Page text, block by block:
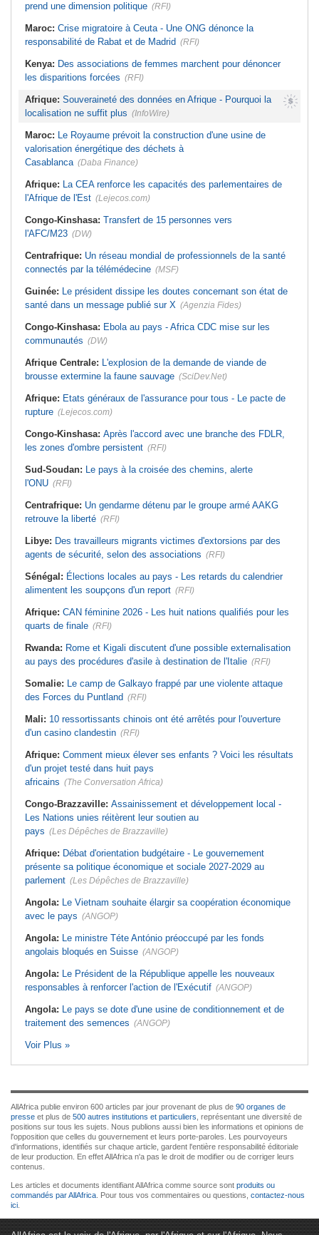
prend une dimension politique (RFI)
Maroc: Crise migratoire à Ceuta - Une ONG dénonce la
responsabilité de Rabat et de Madrid (RFI)
Kenya: Des associations de femmes marchent pour dénoncer
les disparitions forcées (RFI)
Afrique: Souveraineté des données en Afrique - Pourquoi la
localisation ne suffit plus (InfoWire)
Maroc: Le Royaume prévoit la construction d'une usine de
valorisation énergétique des déchets à
Casablanca (Daba Finance)
Afrique: La CEA renforce les capacités des parlementaires de
l'Afrique de l'Est (Lejecos.com)
Congo-Kinshasa: Transfert de 15 personnes vers
l'AFC/M23 (DW)
Centrafrique: Un réseau mondial de professionnels de la santé
connectés par la télémédecine (MSF)
Guinée: Le président dissipe les doutes concernant son état de
santé dans un message publié sur X (Agenzia Fides)
Congo-Kinshasa: Ebola au pays - Africa CDC mise sur les
communautés (DW)
Afrique Centrale: L'explosion de la demande de viande de
brousse extermine la faune sauvage (SciDev.Net)
Afrique: Etats généraux de l'assurance pour tous - Le pacte de
rupture (Lejecos.com)
Congo-Kinshasa: Après l'accord avec une branche des FDLR,
les zones d'ombre persistent (RFI)
Sud-Soudan: Le pays à la croisée des chemins, alerte
l'ONU (RFI)
Centrafrique: Un gendarme détenu par le groupe armé AAKG
retrouve la liberté (RFI)
Libye: Des travailleurs migrants victimes d'extorsions par des
agents de sécurité, selon des associations (RFI)
Sénégal: Élections locales au pays - Les retards du calendrier
alimentent les soupçons d'un report (RFI)
Afrique: CAN féminine 2026 - Les huit nations qualifiés pour les
quarts de finale (RFI)
Rwanda: Rome et Kigali discutent d'une possible externalisation
au pays des procédures d'asile à destination de l'Italie (RFI)
Somalie: Le camp de Galkayo frappé par une violente attaque
des Forces du Puntland (RFI)
Mali: 10 ressortissants chinois ont été arrêtés pour l'ouverture
d'un casino clandestin (RFI)
Afrique: Comment mieux élever ses enfants ? Voici les résultats
d'un projet testé dans huit pays
africains (The Conversation Africa)
Congo-Brazzaville: Assainissement et développement local -
Les Nations unies réitèrent leur soutien au
pays (Les Dépêches de Brazzaville)
Afrique: Débat d'orientation budgétaire - Le gouvernement
présente sa politique économique et sociale 2027-2029 au
parlement (Les Dépêches de Brazzaville)
Angola: Le Vietnam souhaite élargir sa coopération économique
avec le pays (ANGOP)
Angola: Le ministre Téte António préoccupé par les fonds
angolais bloqués en Suisse (ANGOP)
Angola: Le Président de la République appelle les nouveaux
responsables à renforcer l'action de l'Exécutif (ANGOP)
Angola: Le pays se dote d'une usine de conditionnement et de
traitement des semences (ANGOP)
Voir Plus »
AllAfrica publie environ 600 articles par jour provenant de plus de 90 organes de
presse et plus de 500 autres institutions et particuliers , représentant une diversité de
positions sur tous les sujets. Nous publions aussi bien les informations et opinions de
l'opposition que celles du gouvernement et leurs porte-paroles. Les pourvoyeurs
d'informations, identifiés sur chaque article, gardent l'entière responsabilité éditoriale
de leur production. En effet AllAfrica n'a pas le droit de modifier ou de corriger leurs
contenus.
Les articles et documents identifiant AllAfrica comme source sont produits ou
commandés par AllAfrica . Pour tous vos commentaires ou questions, contactez-nous
ici